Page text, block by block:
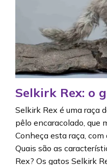
Selkirk Rex: o
Selkirk Rex é uma raça
pêlo encaracolado, que
Conheça esta raça,
Quais são as
Rex? Os gatos Selkirk